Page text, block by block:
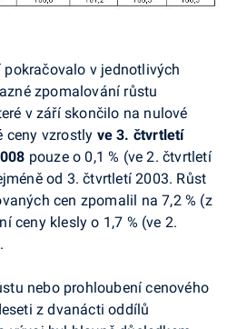
pokračovalo v jednotlivých
zpomalování růstu
v září skončilo na nulové
ceny vzrostly ve 3. čtvrtletí
pouze o 0,1 % (ve 2. čtvrtletí
od 3. čtvrtletí 2003. Růst
cen zpomalil na 7,2 % (z
ceny klesly o 1,7 % (ve 2.
nebo prohloubení cenového
z dvanácti oddílů